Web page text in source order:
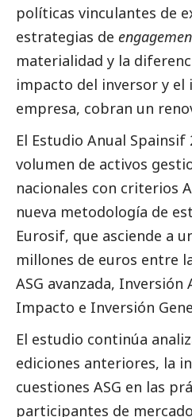
políticas vinculantes de
estrategias de
materialidad y la
impacto del inversor y el
empresa, cobran un
El Estudio Anual Spainsif
volumen de activos
nacionales con criterios
nueva metodología de
Eurosif, que asciende a
millones de euros entre
ASG avanzada, Inversión
Impacto e Inversión
El estudio continúa
ediciones anteriores, la
cuestiones ASG en las
participantes de